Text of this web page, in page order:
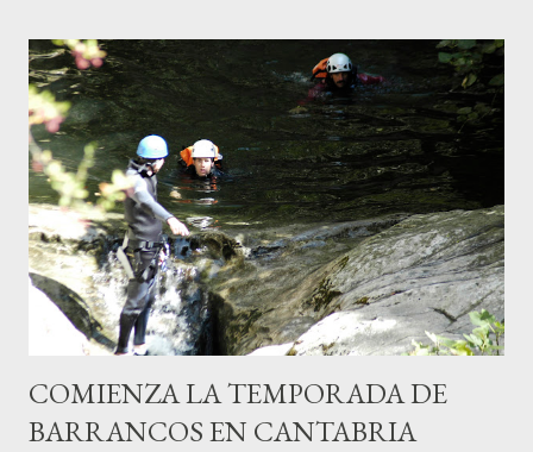
COMIENZA LA TEMPORADA DE
BARRANCOS EN CANTABRIA